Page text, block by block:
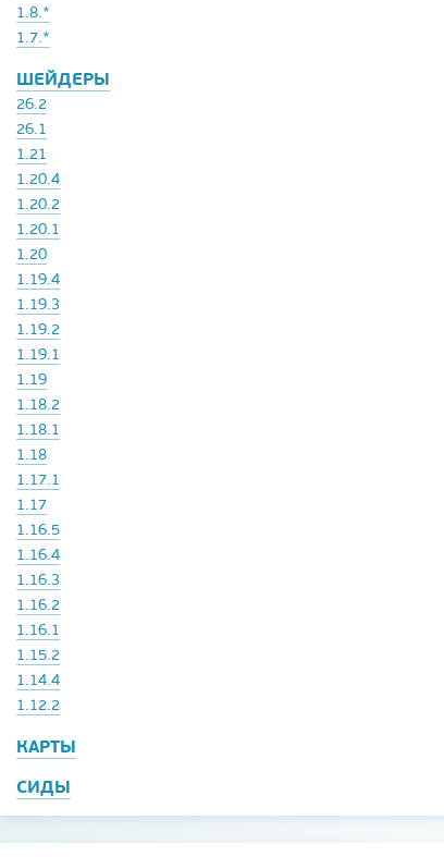
1.8.*
1.7.*
ШЕЙДЕРЫ
26.2
26.1
1.21
1.20.4
1.20.2
1.20.1
1.20
1.19.4
1.19.3
1.19.2
1.19.1
1.19
1.18.2
1.18.1
1.18
1.17.1
1.17
1.16.5
1.16.4
1.16.3
1.16.2
1.16.1
1.15.2
1.14.4
1.12.2
КАРТЫ
СИДЫ